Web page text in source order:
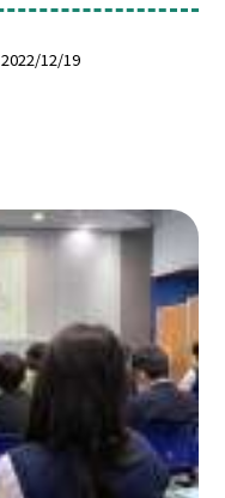
2022/12/19